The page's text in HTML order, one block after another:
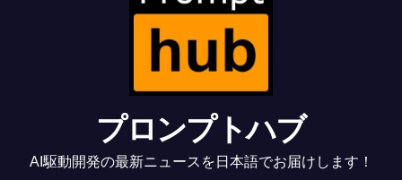
プロンプトハブ
AI駆動開発の最新ニュースを日本語でお届けします！